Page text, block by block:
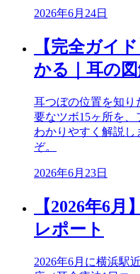
2026年6月24日
【完全ガイ
かる｜耳の
耳つぼの位置を知り
要なツボ15ヶ所を
わかりやすく解説し
ぞ。
2026年6月23日
【2026年6
レポート
2026年6月に横浜駅